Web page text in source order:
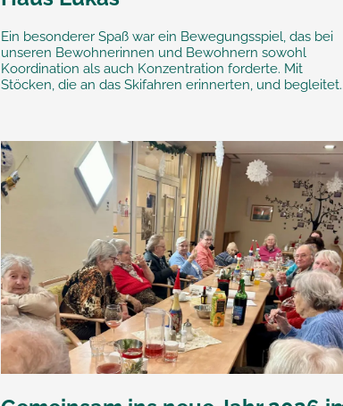
Ein besonderer Spaß war ein Bewegungsspiel, das bei
unseren Bewohnerinnen und Bewohnern sowohl
Koordination als auch Konzentration forderte. Mit
Stöcken, die an das Skifahren erinnerten, und